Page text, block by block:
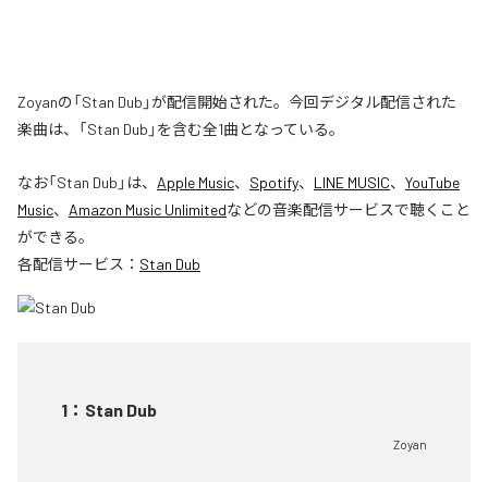
Zoyanの「Stan Dub」が配信開始された。今回デジタル配信された
楽曲は、「Stan Dub」を含む全1曲となっている。
なお「Stan Dub 」は、 Apple Music、 Spotify、 LINE MUSIC、 YouTube
Music、 Amazon Music Unlimitedなどの音楽配信サービスで聴くこと
ができる。
各配信サービス： Stan Dub
1 ： Stan Dub
Zoyan